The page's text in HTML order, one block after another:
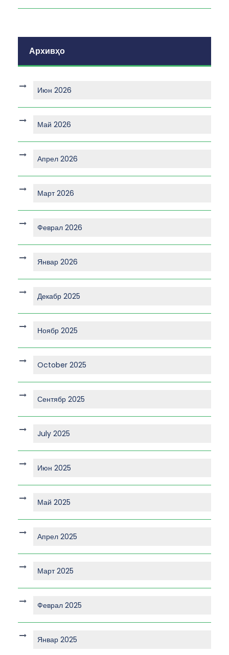
Архивҳо
Июн 2026
Май 2026
Апрел 2026
Март 2026
Феврал 2026
Январ 2026
Декабр 2025
Ноябр 2025
October 2025
Сентябр 2025
July 2025
Июн 2025
Май 2025
Апрел 2025
Март 2025
Феврал 2025
Январ 2025